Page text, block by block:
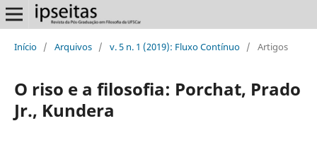
Início / Arquivos / v. 5 n. 1 (2019): Fluxo Contínuo / Artigos
O riso e a filosofia: Porchat, Prado
Jr., Kundera